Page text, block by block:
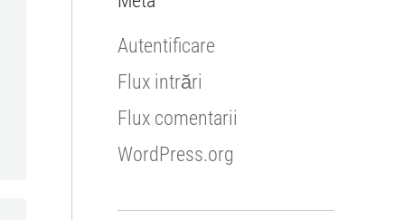
Autentificare
Flux intrări
Flux comentarii
WordPress.org